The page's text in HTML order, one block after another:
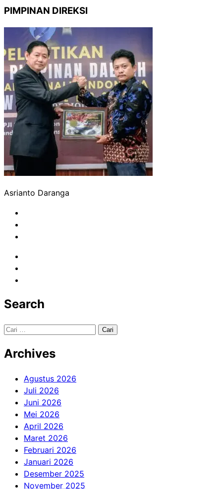
PIMPINAN DIREKSI
Asrianto Daranga
Search
Cari
Archives
Agustus 2026
Juli 2026
Juni 2026
Mei 2026
April 2026
Maret 2026
Februari 2026
Januari 2026
Desember 2025
November 2025